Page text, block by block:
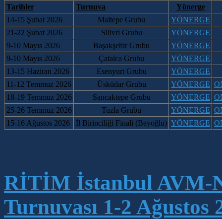
Tarihler Turnuva Yönerge
14-15 Şubat 2026
Maltepe Grubu
YÖNERGE
21-22 Şubat 2026 Silivri Grubu
YÖNERGE
9-10 Mayıs 2026
Başakşehir Grubu
YÖNERGE
9-10 Mayıs 2026
Çatalca Grubu
YÖNERGE
13-15 Haziran 2026
Esenyurt Grubu
YÖNERGE
11-12 Temmuz 2026
Üsküdar Grubu YÖNERGE
18-19 Temmuz 2026 Sancaktepe Grubu YÖNERGE
25-26 Temmuz 2026 Tuzla Grubu YÖNERGE
15-16 Ağustos 2026
İl Birinciliği Finali (Beyoğlu) YÖNERGE
RİTİM İstanbul AVM-
Turnuvası 1-2 Ağustos